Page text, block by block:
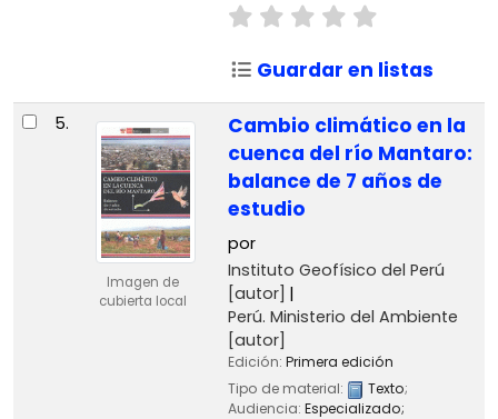
Guardar en listas
5.
Imagen de
cubierta local
Cambio climático en la
cuenca del río Mantaro:
balance de 7 años de
estudio
por
Instituto Geofísico del Perú
[autor]
Perú. Ministerio del Ambiente
[autor]
Edición: Primera edición
Tipo de material:
Texto;
Audiencia: Especializado;